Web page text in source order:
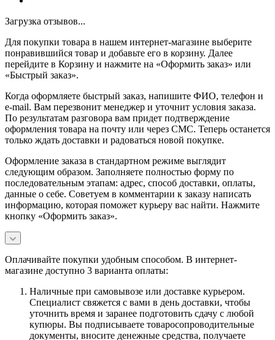
Загрузка отзывов...
Для покупки товара в нашем интернет-магазине выберите
понравившийся товар и добавьте его в корзину. Далее
перейдите в Корзину и нажмите на «Оформить заказ» или
«Быстрый заказ».
Когда оформляете быстрый заказ, напишите ФИО, телефон и
e-mail. Вам перезвонит менеджер и уточнит условия заказа.
По результатам разговора вам придет подтверждение
оформления товара на почту или через СМС. Теперь останется
только ждать доставки и радоваться новой покупке.
Оформление заказа в стандартном режиме выглядит
следующим образом. Заполняете полностью форму по
последовательным этапам: адрес, способ доставки, оплаты,
данные о себе. Советуем в комментарии к заказу написать
информацию, которая поможет курьеру вас найти. Нажмите
кнопку «Оформить заказ».
Оплачивайте покупки удобным способом. В интернет-
магазине доступно 3 варианта оплаты:
Наличные при самовывозе или доставке курьером.
Специалист свяжется с вами в день доставки, чтобы
уточнить время и заранее подготовить сдачу с любой
купюры. Вы подписываете товаросопроводительные
документы, вносите денежные средства, получаете